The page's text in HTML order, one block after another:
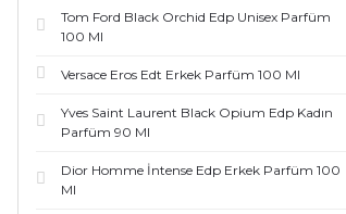
Tom Ford Black Orchid Edp Unisex Parfüm
100 Ml
Versace Eros Edt Erkek Parfüm 100 Ml
Yves Saint Laurent Black Opium Edp Kadın
Parfüm 90 Ml
Dior Homme İntense Edp Erkek Parfüm 100
Ml